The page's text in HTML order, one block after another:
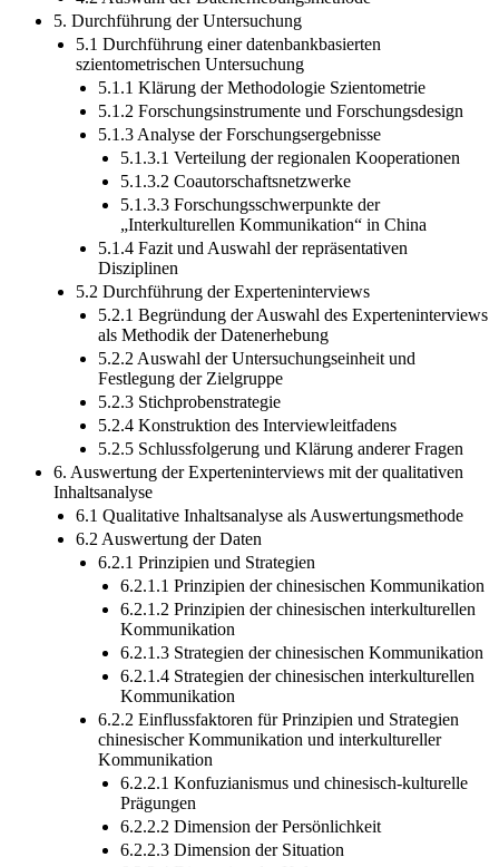
5. Durchführung der Untersuchung
5.1 Durchführung einer datenbankbasierten
szientometrischen Untersuchung
5.1.1 Klärung der Methodologie Szientometrie
5.1.2 Forschungsinstrumente und Forschungsdesign
5.1.3 Analyse der Forschungsergebnisse
5.1.3.1 Verteilung der regionalen Kooperationen
5.1.3.2 Coautorschaftsnetzwerke
5.1.3.3 Forschungsschwerpunkte der
„Interkulturellen Kommunikation“ in China
5.1.4 Fazit und Auswahl der repräsentativen
Disziplinen
5.2 Durchführung der Experteninterviews
5.2.1 Begründung der Auswahl des Experteninterviews
als Methodik der Datenerhebung
5.2.2 Auswahl der Untersuchungseinheit und
Festlegung der Zielgruppe
5.2.3 Stichprobenstrategie
5.2.4 Konstruktion des Interviewleitfadens
5.2.5 Schlussfolgerung und Klärung anderer Fragen
6. Auswertung der Experteninterviews mit der qualitativen
Inhaltsanalyse
6.1 Qualitative Inhaltsanalyse als Auswertungsmethode
6.2 Auswertung der Daten
6.2.1 Prinzipien und Strategien
6.2.1.1 Prinzipien der chinesischen Kommunikation
6.2.1.2 Prinzipien der chinesischen interkulturellen
Kommunikation
6.2.1.3 Strategien der chinesischen Kommunikation
6.2.1.4 Strategien der chinesischen interkulturellen
Kommunikation
6.2.2 Einflussfaktoren für Prinzipien und Strategien
chinesischer Kommunikation und interkultureller
Kommunikation
6.2.2.1 Konfuzianismus und chinesisch-kulturelle
Prägungen
6.2.2.2 Dimension der Persönlichkeit
6.2.2.3 Dimension der Situation